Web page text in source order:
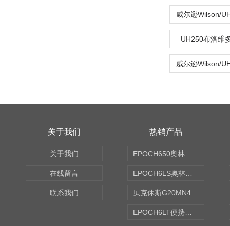
UH250布洛维
关于我们
关于我们
在线留言
联系我们
热销产品